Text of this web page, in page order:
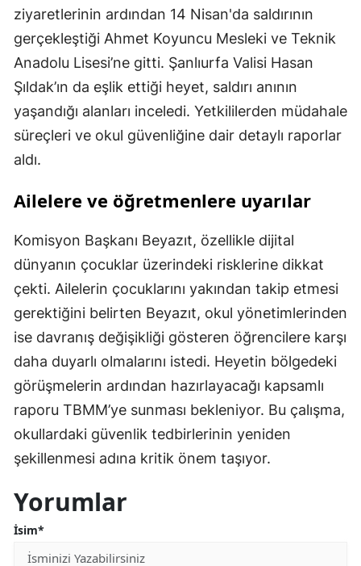
ziyaretlerinin ardından 14 Nisan'da saldırının
gerçekleştiği Ahmet Koyuncu Mesleki ve Teknik
Anadolu Lisesi’ne gitti. Şanlıurfa Valisi Hasan
Şıldak’ın da eşlik ettiği heyet, saldırı anının
yaşandığı alanları inceledi. Yetkililerden müdahale
süreçleri ve okul güvenliğine dair detaylı raporlar
aldı.
Ailelere ve öğretmenlere uyarılar
Komisyon Başkanı Beyazıt, özellikle dijital
dünyanın çocuklar üzerindeki risklerine dikkat
çekti. Ailelerin çocuklarını yakından takip etmesi
gerektiğini belirten Beyazıt, okul yönetimlerinden
ise davranış değişikliği gösteren öğrencilere karşı
daha duyarlı olmalarını istedi. Heyetin bölgedeki
görüşmelerin ardından hazırlayacağı kapsamlı
raporu TBMM’ye sunması bekleniyor. Bu çalışma,
okullardaki güvenlik tedbirlerinin yeniden
şekillenmesi adına kritik önem taşıyor.
Yorumlar
İsim*